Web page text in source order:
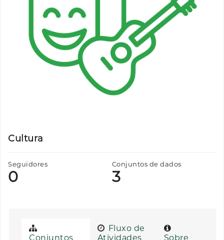
Cultura
Seguidores
0
Conjuntos de dados
3
Conjuntos
Fluxo de
Atividades
Sobre